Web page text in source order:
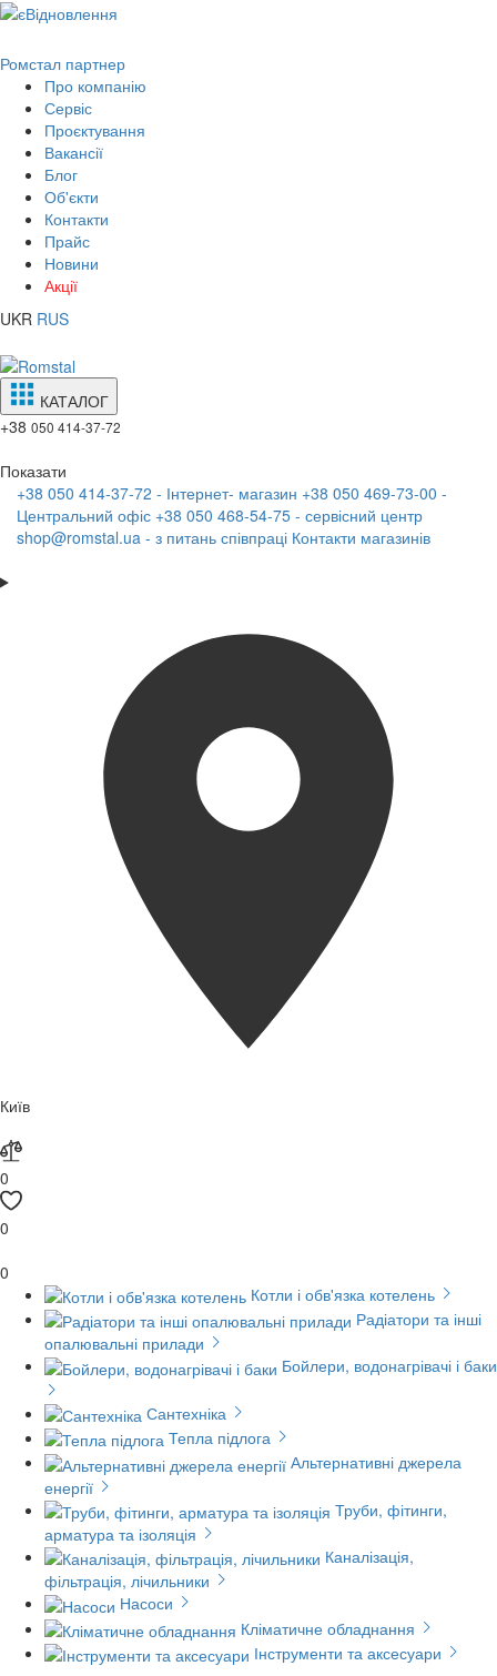
Ромстал партнер
Про компанію
Сервіс
Проєктування
Вакансії
Блог
Об'єкти
Контакти
Прайс
Новини
Акції
UKR RUS
КАТАЛОГ
+38 050 414-37-72
Показати
+38 050 414-37-72 - Інтернет- магазин +38 050 469-73-00 -
Центральний офіс +38 050 468-54-75 - сервісний центр
shop@romstal.ua - з питань співпраці Контакти магазинів
Київ
0
0
0
Котли і обв'язка котелень
Радіатори та інші
опалювальні прилади
Бойлери, водонагрівачі і баки
Сантехніка
Тепла підлога
Альтернативні джерела
енергії
Труби, фітинги,
арматура та ізоляція
Каналізація,
фільтрація, лічильники
Насоси
Кліматичне обладнання
Інструменти та аксесуари